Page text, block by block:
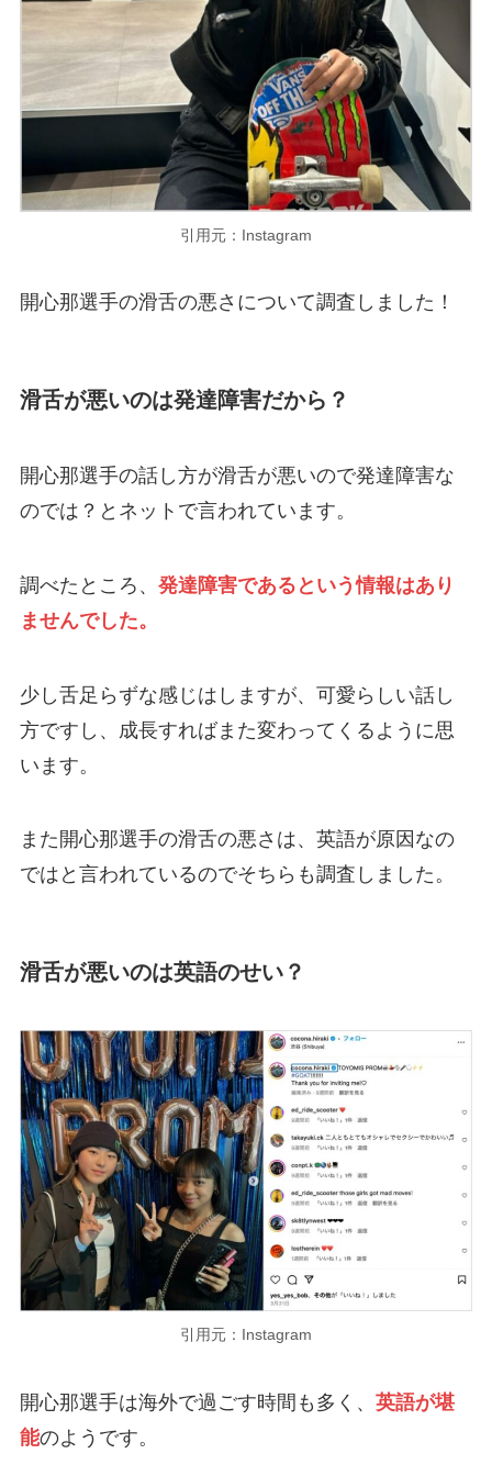
引用元：Instagram
開心那選手の滑舌の悪さについて調査しました！
滑舌が悪いのは発達障害だから？
開心那選手の話し方が滑舌が悪いので発達障害な
のでは？とネットで言われています。
調べたところ、 発達障害であるという情報はあり
ませんでした。
少し舌足らずな感じはしますが、可愛らしい話し
方ですし、成長すればまた変わってくるように思
います。
また開心那選手の滑舌の悪さは、英語が原因なの
ではと言われているのでそちらも調査しました。
滑舌が悪いのは英語のせい？
引用元：Instagram
開心那選手は海外で過ごす時間も多く、 英語が堪
能のようです。